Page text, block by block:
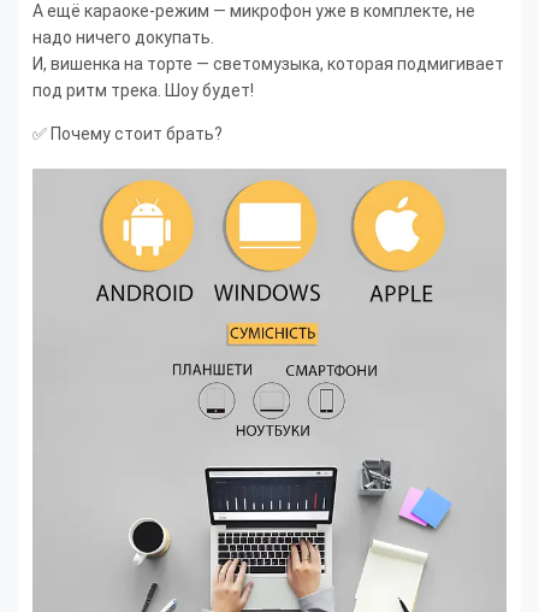
А ещё караоке-режим — микрофон уже в комплекте, не
надо ничего докупать.
И, вишенка на торте — светомузыка, которая подмигивает
под ритм трека. Шоу будет!
✅ Почему стоит брать?